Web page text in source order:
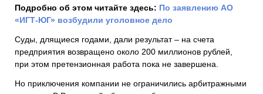
Подробно об этом читайте здесь: По заявлению АО
«ИГТ-ЮГ» возбудили уголовное дело
Суды, длящиеся годами, дали результат – на счета
предприятия возвращено около 200 миллионов рублей,
при этом претензионная работа пока не завершена.
Но приключения компании не ограничились арбитражными